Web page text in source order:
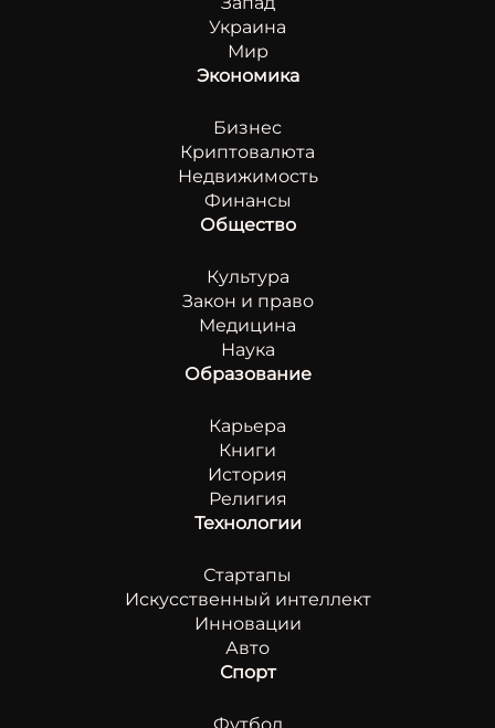
Украина
Мир
Экономика
Бизнес
Криптовалюта
Недвижимость
Финансы
Общество
Культура
Закон и право
Медицина
Наука
Образование
Карьера
Книги
История
Религия
Технологии
Стартапы
Искусственный интеллект
Инновации
Авто
Спорт